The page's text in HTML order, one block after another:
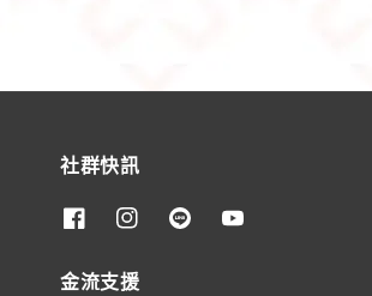
社群快訊
金流支援